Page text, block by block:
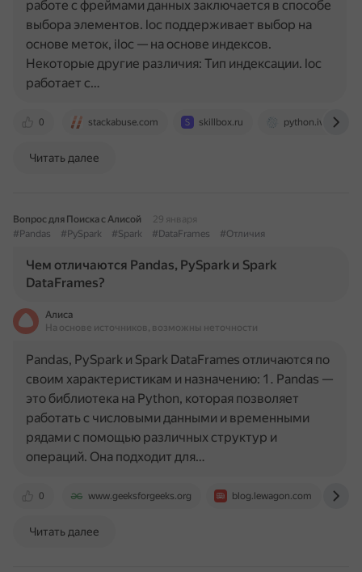
0 stackabuse.com skillbox.ru python.ivan-
работе с фреймами данных заключается в способе
выбора элементов. loc поддерживает выбор на
основе меток, iloc — на основе индексов.
Некоторые другие различия: Тип индексации. loc
работает с…
Читать далее
Вопрос для Поиска с Алисой
29 января
#Pandas
#PySpark #Spark #DataFrames #Отличия
Чем отличаются Pandas, PySpark и Spark
DataFrames?
Алиса
На основе источников, возможны неточности
0 www.geeksforgeeks.org blog.lewagon.com
Pandas, PySpark и Spark DataFrames отличаются по
своим характеристикам и назначению: 1. Pandas —
это библиотека на Python, которая позволяет
работать с числовыми данными и временными
рядами с помощью различных структур и
операций. Она подходит для…
Читать далее